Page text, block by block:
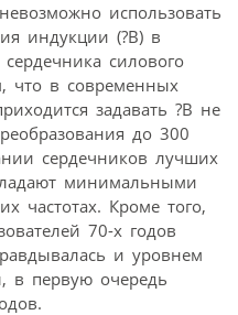
использовать
индукции (?B) в
силового
что в современных
задавать ?B не
до 300
сердечников лучших
минимальными
частотах. Кроме того,
70-х годов
и уровнем
в первую очередь